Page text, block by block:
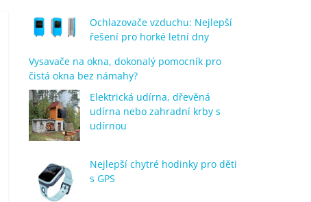
Ochlazovače vzduchu: Nejlepší
řešení pro horké letní dny
Vysavače na okna, dokonalý pomocník pro
čistá okna bez námahy?
Elektrická udírna, dřevěná
udírna nebo zahradní krby s
udírnou
Nejlepší chytré hodinky pro děti
s GPS